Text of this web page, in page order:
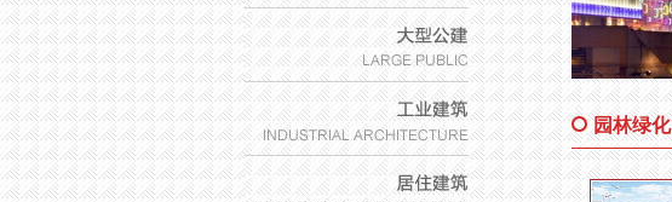
园林绿化